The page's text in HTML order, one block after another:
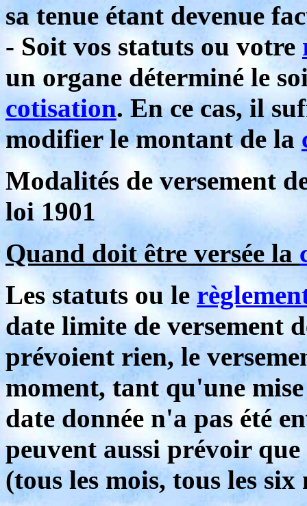
sa tenue étant devenue
- Soit vos statuts ou votre
un organe déterminé le
cotisation. En ce cas, il
modifier le montant de la
Modalités de versement
loi 1901
Quand doit être versée la
Les statuts ou le
date limite de versement
prévoient rien, le
moment, tant qu'une
date donnée n'a pas été
peuvent aussi prévoir
(tous les mois, tous les